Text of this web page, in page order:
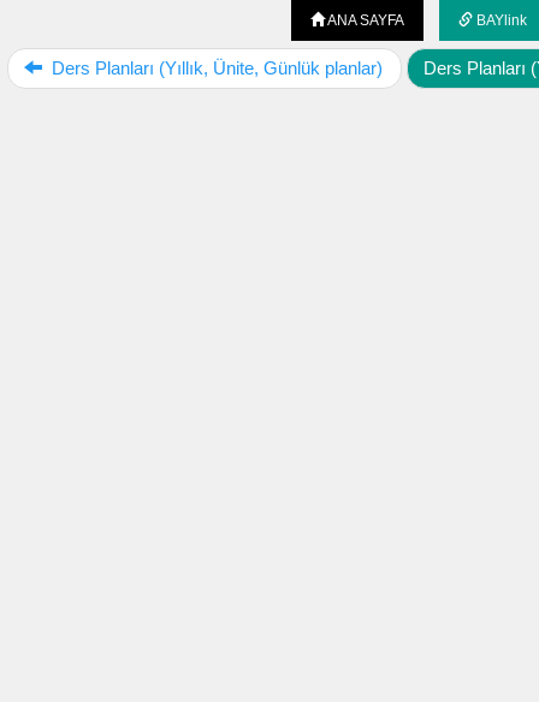
ANA SAYFA BAYlink
Ders Planları (Yıllık, Ünite, Günlük planlar) Ders Planları